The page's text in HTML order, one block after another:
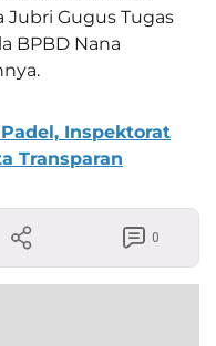
Jubri Gugus Tugas
BPBD Nana
Inspektorat
Transparan
0